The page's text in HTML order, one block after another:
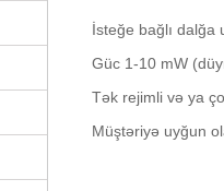
İsteğe bağlı
Güc 1-10 mW
Tək rejimli və ya
Müştəriyə uyğun